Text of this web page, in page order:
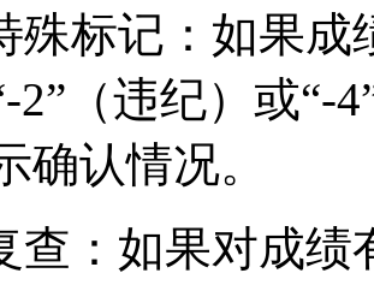
殊标记：如果成
2”（违纪）或“-
确认情况。
查：如果对成绩